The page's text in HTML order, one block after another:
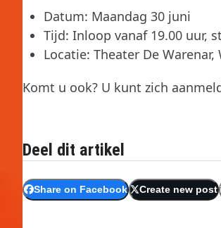
Datum: Maandag 30 juni
Tijd: Inloop vanaf 19.00 uur,
Locatie: Theater De Warenar,
Komt u ook? U kunt zich
Deel dit artikel
Share on Facebook Create new post